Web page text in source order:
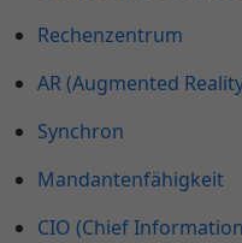
Rechenzentrum
AR (Augmented
Synchron
Mandantenfähigkeit
CIO (Chief